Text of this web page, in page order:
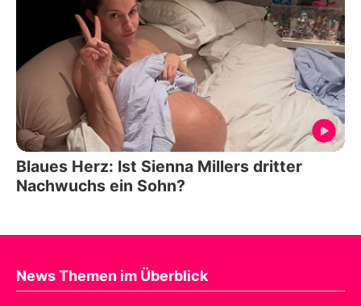
Blaues Herz: Ist Sienna Millers dritter
Nachwuchs ein Sohn?
News Themen im Überblick